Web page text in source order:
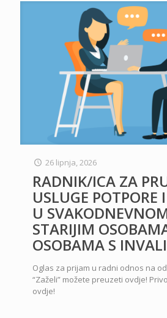
26 lipnja, 2026
RADNIK/ICA ZA
USLUGE POTPORE
U
STARIJIM
OSOBAMA S
Oglas za prijam u radni odnos na
“Zaželi” možete preuzeti ovdje!
ovdje!